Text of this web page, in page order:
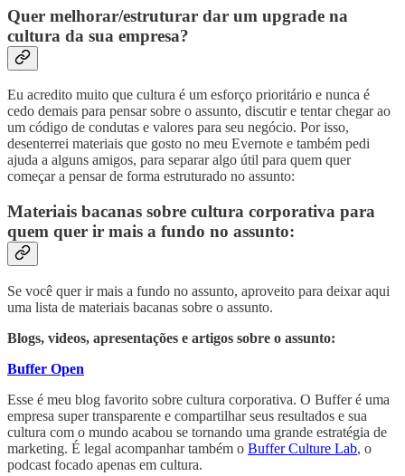
Quer melhorar/estruturar dar um upgrade na
cultura da sua empresa?
Eu acredito muito que cultura é um esforço prioritário e nunca é
cedo demais para pensar sobre o assunto, discutir e tentar chegar ao
um código de condutas e valores para seu negócio. Por isso,
desenterrei materiais que gosto no meu Evernote e também pedi
ajuda a alguns amigos, para separar algo útil para quem quer
começar a pensar de forma estruturado no assunto:
Materiais bacanas sobre cultura corporativa para
quem quer ir mais a fundo no assunto:
Se você quer ir mais a fundo no assunto, aproveito para deixar aqui
uma lista de materiais bacanas sobre o assunto.
Blogs, videos, apresentações e artigos sobre o assunto:
Buffer Open
Esse é meu blog favorito sobre cultura corporativa. O Buffer é uma
empresa super transparente e compartilhar seus resultados e sua
cultura com o mundo acabou se tornando uma grande estratégia de
marketing. É legal acompanhar também o Buffer Culture Lab, o
podcast focado apenas em cultura.